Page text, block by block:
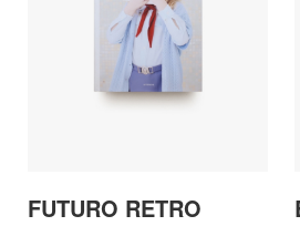
FUTURO RETRO